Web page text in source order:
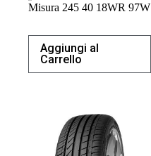
Misura 245 40 18WR 97W
Aggiungi al
Carrello